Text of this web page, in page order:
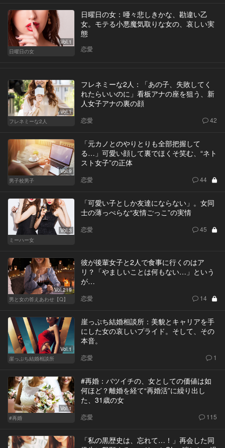
Vol.1
日曜日の女
日曜日の女：唖々悲しきかな、勘違い乙
女。モテる小悪魔気取りな女の、哀しい実
態
恋愛
Vol.1
フレネミーな2人
フレネミーな2人：「あの子、失敗してく
れたらいいのに」看板アナの座を狙う、新
人女子アナの裏の顔
恋愛 42
Vol.9
男子校男子
「元カノとのやりとりも全部把握して
る…」可愛い顔して裏でほくそ笑む、“ネト
スト女子”の正体
恋愛 44
Vol.3
ミーハー女
「可愛い子としか友達にならない」。女同
士の薄っぺらな“友情ごっこ”の実情
恋愛 45
Vol.219
男と女の答えあわせ【Q】
彼が後輩女子と2人で食事に行くのはア
リ？「やましいことは何もない…」という
が…
恋愛 14
Vol.1
崖っぷち結婚相談所
崖っぷち結婚相談所：美貌とキャリアを手
にした女の哀しいプライド。そして、その
本音。
恋愛 1
Vol.1
#再婚
#再婚：バツイチの、女としての価値は如
何ほど？離婚を経て“再婚活”に繰り出し
た、31歳の女
恋愛 115
「私の黒歴史は、忘れて…！」再会した同